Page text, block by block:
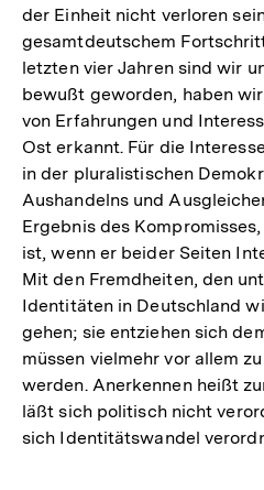
der Einheit nicht verloren
gesamtdeutschem
letzten vier Jahren sind wir
bewußt geworden, haben
von Erfahrungen und
Ost erkannt. Für die
in der pluralistischen
Aushandelns und
Ergebnis des
ist, wenn er beider Seiten
Mit den Fremdheiten, den
Identitäten in Deutschland
gehen; sie entziehen sich
müssen vielmehr vor allem
werden. Anerkennen heißt
läßt sich politisch nicht
sich Identitätswandel